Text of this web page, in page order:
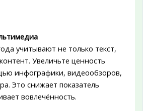
учитывают не только текст,
Увеличьте ценность
инфографики, видеообзоров,
Это снижает показатель
вовлечённость.